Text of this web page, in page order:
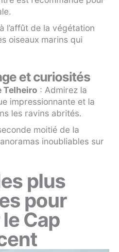
l’affût de la végétation
oiseaux marins qui
et curiosités
Telheiro : Admirez la
impressionnante et la
les ravins abrités.
moitié de la
inoubliables sur
plus
pour
Cap